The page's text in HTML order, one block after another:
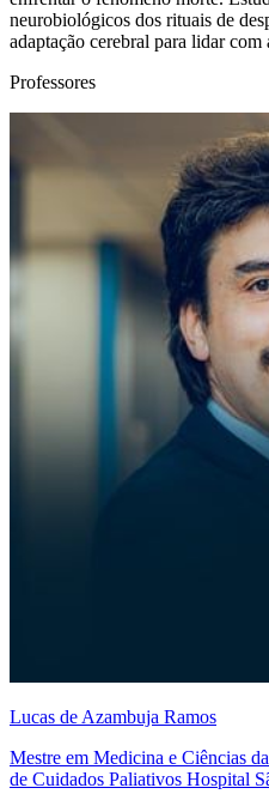
neurobiológicos dos rituais de
adaptação cerebral para lidar com
Professores
Lucas de Azambuja Ramos
Mestre em Medicina e Ciências
de Cuidados Paliativos Hospital